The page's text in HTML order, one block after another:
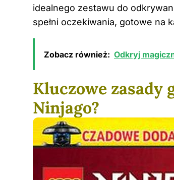
idealnego zestawu do
spełni oczekiwania, gotowe na
Zobacz również: Odkryj
Kluczowe zasady
Ninjago?